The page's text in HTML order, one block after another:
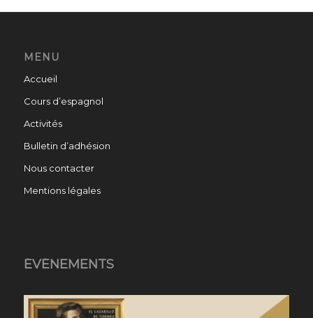
MENU
Accueil
Cours d’espagnol
Activités
Bulletin d’adhésion
Nous contacter
Mentions légales
ÉVÉNEMENTS